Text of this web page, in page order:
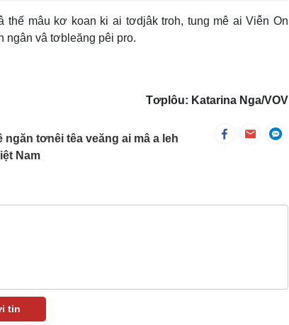
mâu kơ koan ki ai tơdjâk troh, tung mê ai Viê̆n On
ngân vâ tơbleăng pêi pro.
Tơplôu: Katarina Nga/VOV
ngăn tơnêi têa veăng ai mâ a leh
Nam